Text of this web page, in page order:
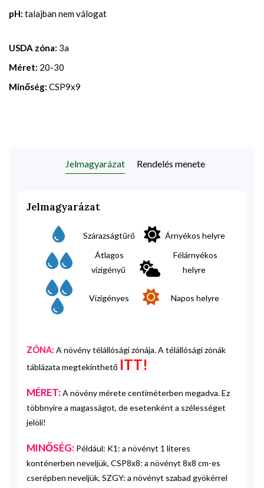
pH: talajban nem válogat
USDA zóna: 3a
Méret: 20-30
Minőség: CSP9x9
Jelmagyarázat Rendelés menete
Jelmagyarázat
Szárazságtűrő
Árnyékos helyre
Átlagos
vízigényű
Félárnyékos
helyre
Vízigényes Napos helyre
ZÓNA: A növény télállósági zónája. A télállósági zónák
táblázata megtekinthető ITT!
MÉRET:A növény mérete centiméterben megadva. Ez
többnyire a magasságot, de esetenként a szélességet
jelöli!
MINŐSÉG: Például: K1: a növényt 1 literes
konténerben neveljük, CSP8x8: a növényt 8x8 cm-es
cserépben neveljük, SZGY: a növényt szabad gyökérrel